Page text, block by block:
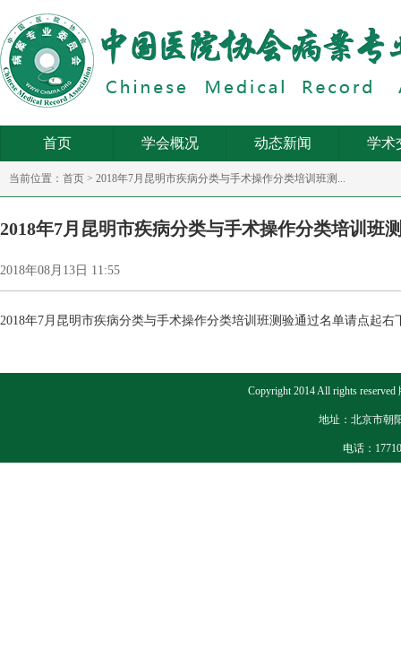
首页 学会概况 动态新闻 学术
当前位置： 首页 > 2018年7月昆明市疾病分类与手术操作分类培训班测...
2018年7月昆明市疾病分类与手术操作分类培训班
2018年08月13日 11:55
2018年7月昆明市疾病分类与手术操作分类培训班测验通过名单请点起右
Copyright 2014 All rights
地址：北京市朝
电话：